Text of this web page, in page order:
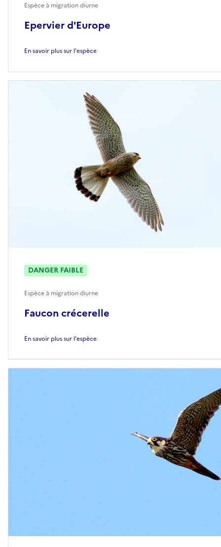
Epervier d'Europe
Espèce à migration diurne
En savoir plus sur l'espèce
Faucon crécerelle
DANGER FAIBLE
Espèce à migration diurne
En savoir plus sur l'espèce